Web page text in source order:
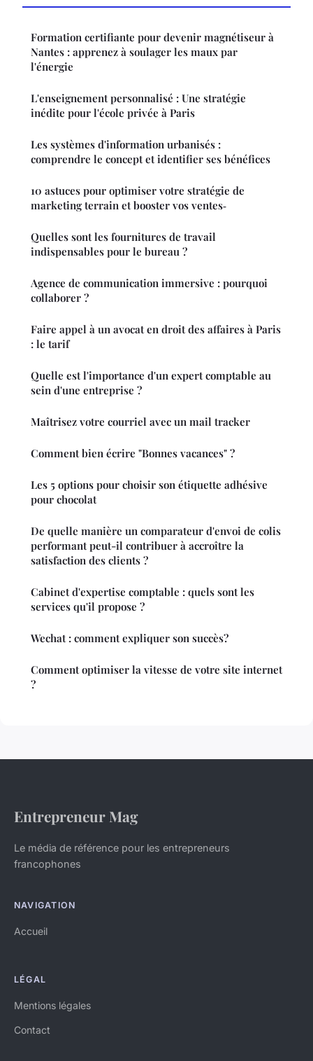
Formation certifiante pour devenir magnétiseur à
Nantes : apprenez à soulager les maux par
l'énergie
L'enseignement personnalisé : Une stratégie
inédite pour l'école privée à Paris
Les systèmes d'information urbanisés :
comprendre le concept et identifier ses bénéfices
10 astuces pour optimiser votre stratégie de
marketing terrain et booster vos ventes‑
Quelles sont les fournitures de travail
indispensables pour le bureau ?
Agence de communication immersive : pourquoi
collaborer ?
Faire appel à un avocat en droit des affaires à Paris
: le tarif
Quelle est l'importance d'un expert comptable au
sein d'une entreprise ?
Maîtrisez votre courriel avec un mail tracker
Comment bien écrire "Bonnes vacances" ?
Les 5 options pour choisir son étiquette adhésive
pour chocolat
De quelle manière un comparateur d'envoi de colis
performant peut-il contribuer à accroître la
satisfaction des clients ?
Cabinet d'expertise comptable : quels sont les
services qu'il propose ?
Wechat : comment expliquer son succès?
Comment optimiser la vitesse de votre site internet
?
Entrepreneur Mag
Le média de référence pour les entrepreneurs
francophones
NAVIGATION
Accueil
LÉGAL
Mentions légales
Contact